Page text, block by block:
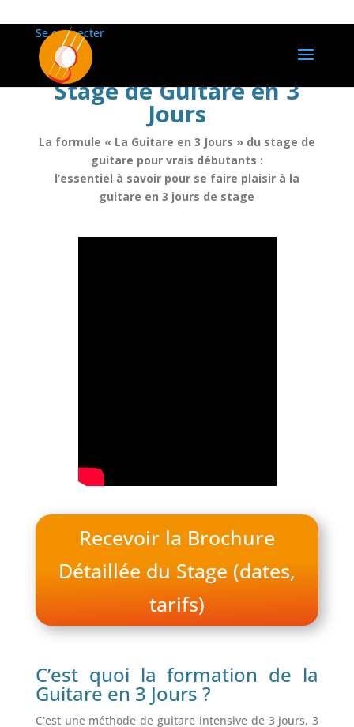
Se connecter
Stage de Guitare en 3
Jours
La formule « La Guitare en 3 Jours » du stage de
guitare pour vrais débutants :
l’essentiel à savoir pour se faire plaisir à la
guitare en 3 jours de stage
Recevoir la Brochure
Détaillée du Stage (dates,
tarifs)
C’est quoi la formation de la
Guitare en 3 Jours ?
C’est une méthode de guitare intensive de 3 jours, 3